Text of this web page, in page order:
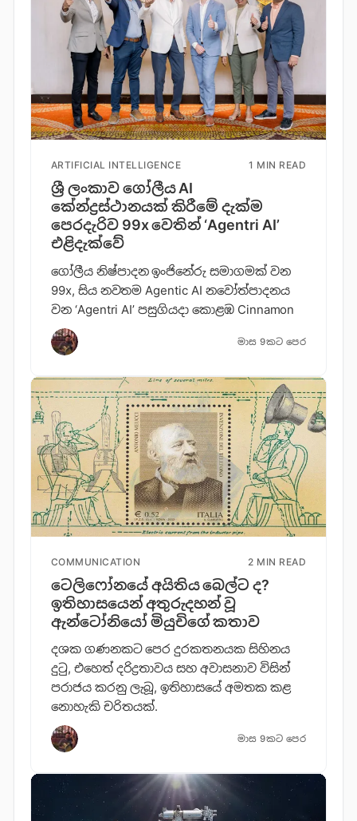
ARTIFICIAL INTELLIGENCE 1 MIN READ
ශ්‍රී ලංකාව ගෝලීය AI
කේන්ද්‍රස්ථානයක් කිරීමේ දැක්ම
පෙරදැරිව 99x වෙතින් ‘Agentri AI’
එළිදැක්වේ
ගෝලීය නිෂ්පාදන ඉංජිනේරු සමාගමක් වන
99x, සිය නවතම Agentic AI නවෝත්පාදනය
වන ‘Agentri AI’ පසුගියදා කොළඹ Cinnamon
මාස 9කට පෙර
COMMUNICATION 2 MIN READ
ටෙලිෆෝනයේ අයිතිය බෙල්ට ද?
ඉතිහාසයෙන් අතුරුදහන් වූ
ඇන්ටෝනියෝ මියුචිගේ කතාව
දශක ගණනකට පෙර දුරකතනයක සිහිනය
දුටු, එහෙත් දරිද්‍රතාවය සහ අවාසනාව විසින්
පරාජය කරනු ලැබූ, ඉතිහාසයේ අමතක කළ
නොහැකි චරිතයක්.
මාස 9කට පෙර